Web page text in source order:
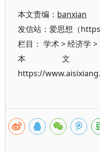
本文责编： banxian
发信站：爱思想（
栏目： 学术>经济学 >
本文
https://